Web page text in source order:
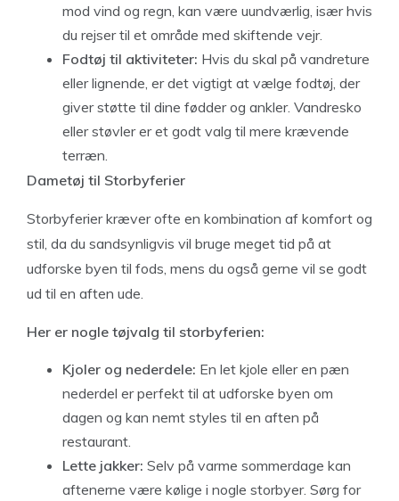
mod vind og regn, kan være uundværlig, især hvis
du rejser til et område med skiftende vejr.
Fodtøj til aktiviteter: Hvis du skal på vandreture
eller lignende, er det vigtigt at vælge fodtøj, der
giver støtte til dine fødder og ankler. Vandresko
eller støvler er et godt valg til mere krævende
terræn.
Dametøj til Storbyferier
Storbyferier kræver ofte en kombination af komfort og
stil, da du sandsynligvis vil bruge meget tid på at
udforske byen til fods, mens du også gerne vil se godt
ud til en aften ude.
Her er nogle tøjvalg til storbyferien:
Kjoler og nederdele: En let kjole eller en pæn
nederdel er perfekt til at udforske byen om
dagen og kan nemt styles til en aften på
restaurant.
Lette jakker: Selv på varme sommerdage kan
aftenerne være kølige i nogle storbyer. Sørg for